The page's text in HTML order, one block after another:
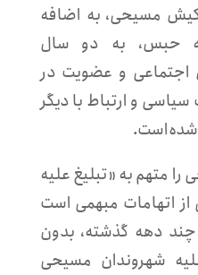
مسیحی، به اضافه
حبس، به دو سال
اجتماعی و عضویت در
و ارتباط با دیگر
شده‌است.
متهم به «تبلیغ علیه
اتهامات مبهمی است
چند دهه گذشته، بدون
شهروندان مسیحی